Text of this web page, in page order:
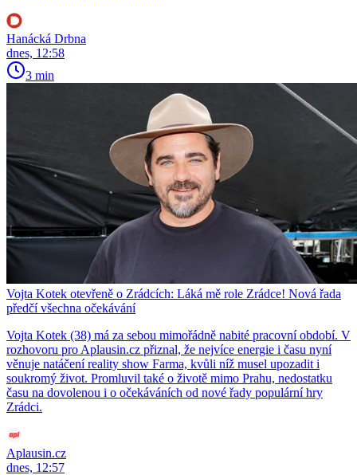
Hanácká Drbna
dnes, 12:58
3 min
Vojta Kotek otevřeně o Zrádcích: Láká mě role Zrádce! Nová řada
předčí všechna očekávání
Vojta Kotek (38) má za sebou mimořádně nabité pracovní období. V
rozhovoru pro Aplausin.cz přiznal, že nejvíce energie i času nyní
věnuje natáčení reality show Farma, kvůli níž musel upozadit i
soukromý život. Promluvil také o životě mimo Prahu, nedostatku
času na dovolenou i o očekáváních od nové řady populární hry
Zrádci.
Aplausin.cz
dnes, 12:57